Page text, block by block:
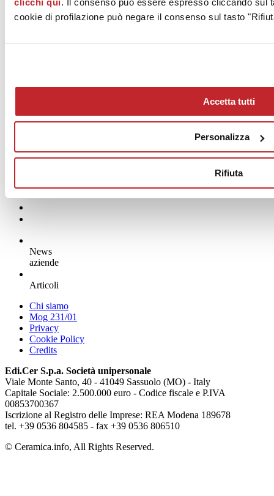
cookie di profilazione può negare il consenso sul tasto
Accetta tutti
Personalizza
Rifiuta
News
aziende
Articoli
Chi siamo
Mog 231/01
Privacy
Cookie Policy
Credits
Edi.Cer S.p.a. Società unipersonale
Viale Monte Santo, 40 - 41049 Sassuolo (MO) - Italy
Capitale Sociale: 2.500.000 euro - Codice fiscale e P.IVA
00853700367
Iscrizione al Registro delle Imprese: REA Modena 189678
tel. +39 0536 804585 - fax +39 0536 806510
© Ceramica.info, All Rights Reserved.